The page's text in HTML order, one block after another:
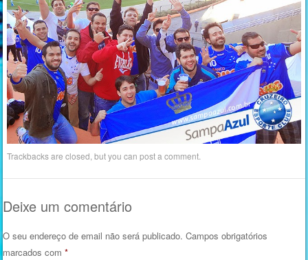
Trackbacks are closed, but you canpost a comment
Deixe um comentário
O seu endereço de email não será publicado. Campos obrigatórios
marcados com*